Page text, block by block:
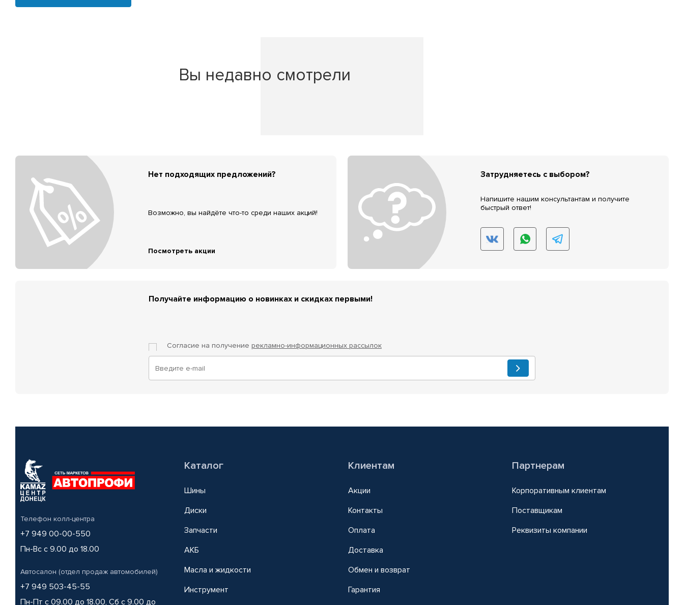
Вы недавно смотрели
Нет подходящих предложений?
Возможно, вы найдёте что-то среди наших акций!
Посмотреть акции
Затрудняетесь с выбором?
Напишите нашим консультантам и получите
быстрый ответ!
Получайте информацию о новинках и скидках первыми!
Согласие на получение рекламно-информационных рассылок
Телефон колл-центра
+7 949 00-00-550
Пн-Вс с 9.00 до 18.00
Автосалон (отдел продаж автомобилей)
+7 949 503-45-55
Пн-Пт с 09.00 до 18.00, Сб с 9.00 до
Каталог
Шины
Диски
Запчасти
АКБ
Масла и жидкости
Инструмент
Клиентам
Акции
Контакты
Оплата
Доставка
Обмен и возврат
Гарантия
Партнерам
Корпоративным клиентам
Поставщикам
Реквизиты компании